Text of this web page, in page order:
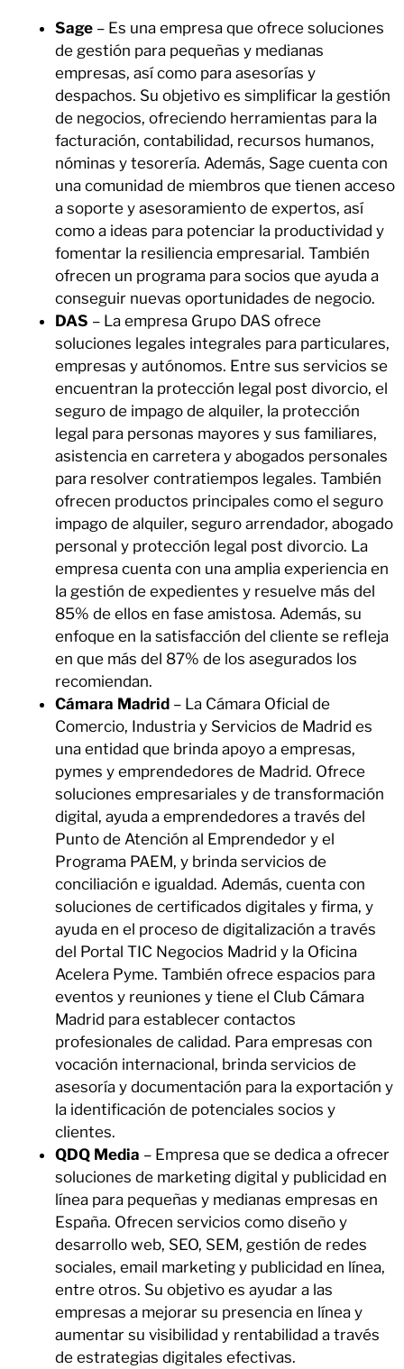
Sage – Es una empresa que ofrece soluciones
de gestión para pequeñas y medianas
empresas, así como para asesorías y
despachos. Su objetivo es simplificar la gestión
de negocios, ofreciendo herramientas para la
facturación, contabilidad, recursos humanos,
nóminas y tesorería. Además, Sage cuenta con
una comunidad de miembros que tienen acceso
a soporte y asesoramiento de expertos, así
como a ideas para potenciar la productividad y
fomentar la resiliencia empresarial. También
ofrecen un programa para socios que ayuda a
conseguir nuevas oportunidades de negocio.
DAS – La empresa Grupo DAS ofrece
soluciones legales integrales para particulares,
empresas y autónomos. Entre sus servicios se
encuentran la protección legal post divorcio, el
seguro de impago de alquiler, la protección
legal para personas mayores y sus familiares,
asistencia en carretera y abogados personales
para resolver contratiempos legales. También
ofrecen productos principales como el seguro
impago de alquiler, seguro arrendador, abogado
personal y protección legal post divorcio. La
empresa cuenta con una amplia experiencia en
la gestión de expedientes y resuelve más del
85% de ellos en fase amistosa. Además, su
enfoque en la satisfacción del cliente se refleja
en que más del 87% de los asegurados los
recomiendan.
Cámara Madrid – La Cámara Oficial de
Comercio, Industria y Servicios de Madrid es
una entidad que brinda apoyo a empresas,
pymes y emprendedores de Madrid. Ofrece
soluciones empresariales y de transformación
digital, ayuda a emprendedores a través del
Punto de Atención al Emprendedor y el
Programa PAEM, y brinda servicios de
conciliación e igualdad. Además, cuenta con
soluciones de certificados digitales y firma, y
ayuda en el proceso de digitalización a través
del Portal TIC Negocios Madrid y la Oficina
Acelera Pyme. También ofrece espacios para
eventos y reuniones y tiene el Club Cámara
Madrid para establecer contactos
profesionales de calidad. Para empresas con
vocación internacional, brinda servicios de
asesoría y documentación para la exportación y
la identificación de potenciales socios y
clientes.
QDQ Media – Empresa que se dedica a ofrecer
soluciones de marketing digital y publicidad en
línea para pequeñas y medianas empresas en
España. Ofrecen servicios como diseño y
desarrollo web, SEO, SEM, gestión de redes
sociales, email marketing y publicidad en línea,
entre otros. Su objetivo es ayudar a las
empresas a mejorar su presencia en línea y
aumentar su visibilidad y rentabilidad a través
de estrategias digitales efectivas.